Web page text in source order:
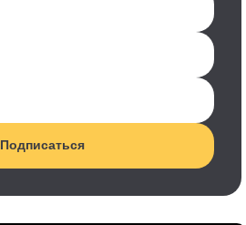
Подписаться